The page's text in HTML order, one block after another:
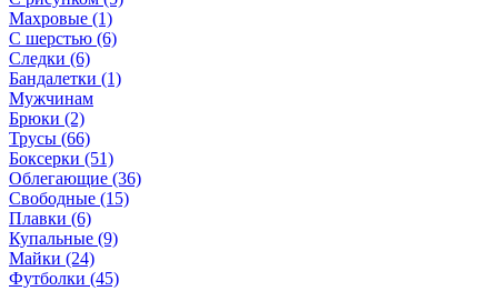
Махровые (1)
С шерстью (6)
Следки (6)
Бандалетки (1)
Мужчинам
Брюки (2)
Трусы (66)
Боксерки (51)
Облегающие (36)
Свободные (15)
Плавки (6)
Купальные (9)
Майки (24)
Футболки (45)